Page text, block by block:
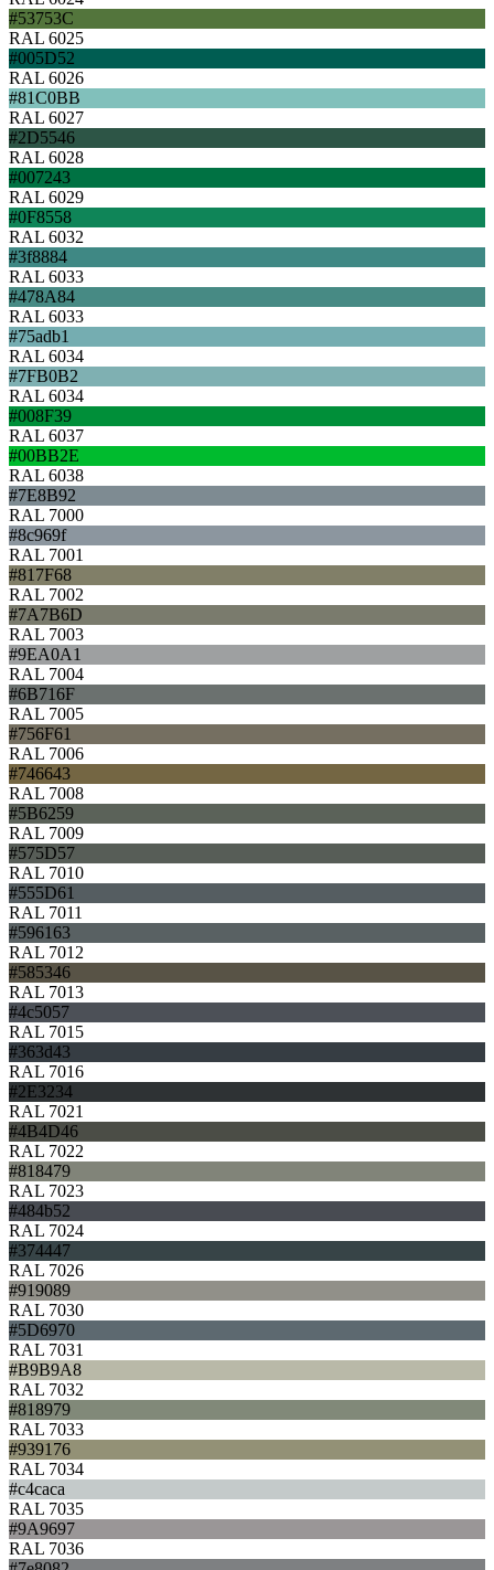
#53753C
RAL 6025
#005D52
RAL 6026
#81C0BB
RAL 6027
#2D5546
RAL 6028
#007243
RAL 6029
#0F8558
RAL 6032
#3f8884
RAL 6033
#478A84
RAL 6033
#75adb1
RAL 6034
#7FB0B2
RAL 6034
#008F39
RAL 6037
#00BB2E
RAL 6038
#7E8B92
RAL 7000
#8c969f
RAL 7001
#817F68
RAL 7002
#7A7B6D
RAL 7003
#9EA0A1
RAL 7004
#6B716F
RAL 7005
#756F61
RAL 7006
#746643
RAL 7008
#5B6259
RAL 7009
#575D57
RAL 7010
#555D61
RAL 7011
#596163
RAL 7012
#585346
RAL 7013
#4c5057
RAL 7015
#363d43
RAL 7016
#2E3234
RAL 7021
#4B4D46
RAL 7022
#818479
RAL 7023
#484b52
RAL 7024
#374447
RAL 7026
#919089
RAL 7030
#5D6970
RAL 7031
#B9B9A8
RAL 7032
#818979
RAL 7033
#939176
RAL 7034
#c4caca
RAL 7035
#9A9697
RAL 7036